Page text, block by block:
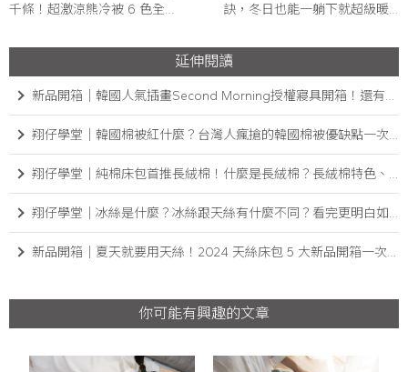
千條！超激涼熊冷被 6 色全系
訣，冬日也能一躺下就超級暖
延伸閱讀
新品開箱│韓國人氣插畫Second Morning授權寢具開箱！還有超可愛小物打造小清新居家
翔仔學堂│韓國棉被紅什麼？台灣人瘋搶的韓國棉被優缺點一次看
翔仔學堂│純棉床包首推長絨棉！什麼是長絨棉？長絨棉特色、優缺點懶人包
翔仔學堂│冰絲是什麼？冰絲跟天絲有什麼不同？看完更明白如何挑選涼感材質
新品開箱│夏天就要用天絲！2024 天絲床包 5 大新品開箱一次看
你可能有興趣的文章